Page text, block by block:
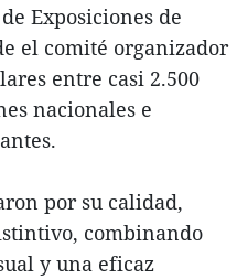
Exposiciones de
el comité organizador
entre casi 2.500
nacionales e
por su calidad,
combinando
y una eficaz